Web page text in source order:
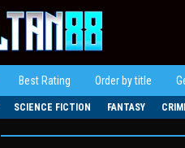
Best Rating Order by title
SCIENCE FICTION FANTASY